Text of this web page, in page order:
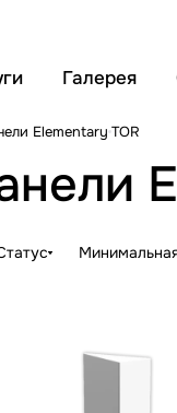
Галерея
Elementary TOR